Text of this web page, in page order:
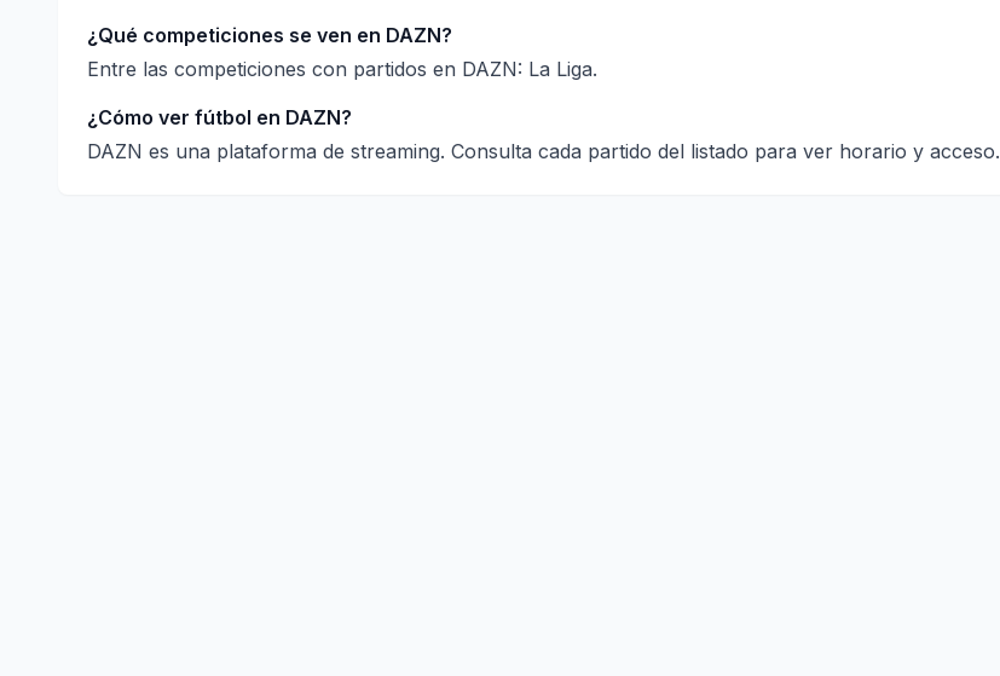
¿Qué competiciones se ven en DAZN?
Entre las competiciones con partidos en DAZN: La Liga.
¿Cómo ver fútbol en DAZN?
DAZN es una plataforma de streaming. Consulta cada partido del listado para ver horario y acceso.